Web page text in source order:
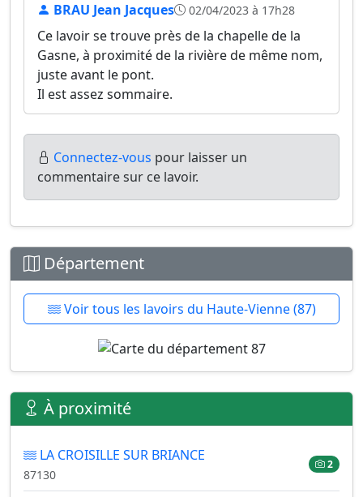
BRAU Jean Jacques 02/04/2023 à 17h28
Ce lavoir se trouve près de la chapelle de la
Gasne, à proximité de la rivière de même nom,
juste avant le pont.
Il est assez sommaire.
Connectez-vous pour laisser un
commentaire sur ce lavoir.
Département
Voir tous les lavoirs du Haute-Vienne (87)
À proximité
LA CROISILLE SUR BRIANCE
87130
2